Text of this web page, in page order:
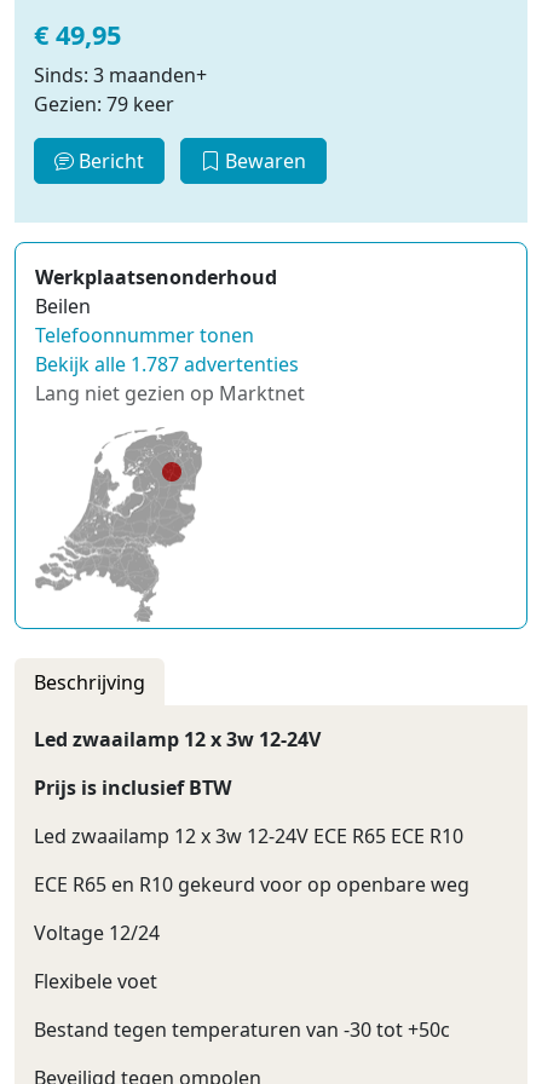
€ 49,95
Sinds: 3 maanden+
Gezien: 79 keer
Bericht Bewaren
Werkplaatsenonderhoud
Beilen
Telefoonnummer tonen
Bekijk alle 1.787 advertenties
Lang niet gezien op Marktnet
Beschrijving
Led zwaailamp 12 x 3w 12-24V
Prijs is inclusief BTW
Led zwaailamp 12 x 3w 12-24V ECE R65 ECE R10
ECE R65 en R10 gekeurd voor op openbare weg
Voltage 12/24
Flexibele voet
Bestand tegen temperaturen van -30 tot +50c
Beveiligd tegen ompolen